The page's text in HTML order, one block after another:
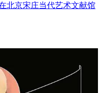
北京宋庄当代艺术文献馆